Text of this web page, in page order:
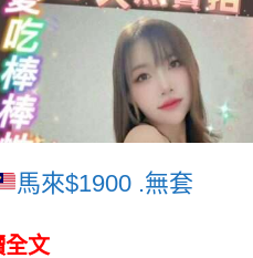
馬來$1900 .無套
全文